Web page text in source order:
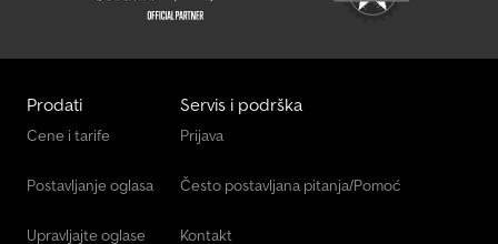
Prodati
Cene i tarife
Postavljanje oglasa
Upravljajte oglase
Servis i podrška
Prijava
Često postavljana pitanja/Pomoć
Kontakt